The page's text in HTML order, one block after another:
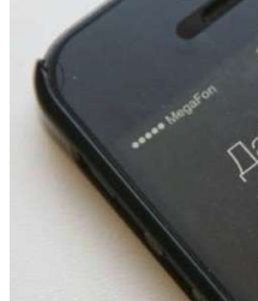
Волгоградские вузы в
рейтинга: ВолгГТУ и
для химической
18:39
В Красноармейском
конкурс на ремонт
судоходный канал